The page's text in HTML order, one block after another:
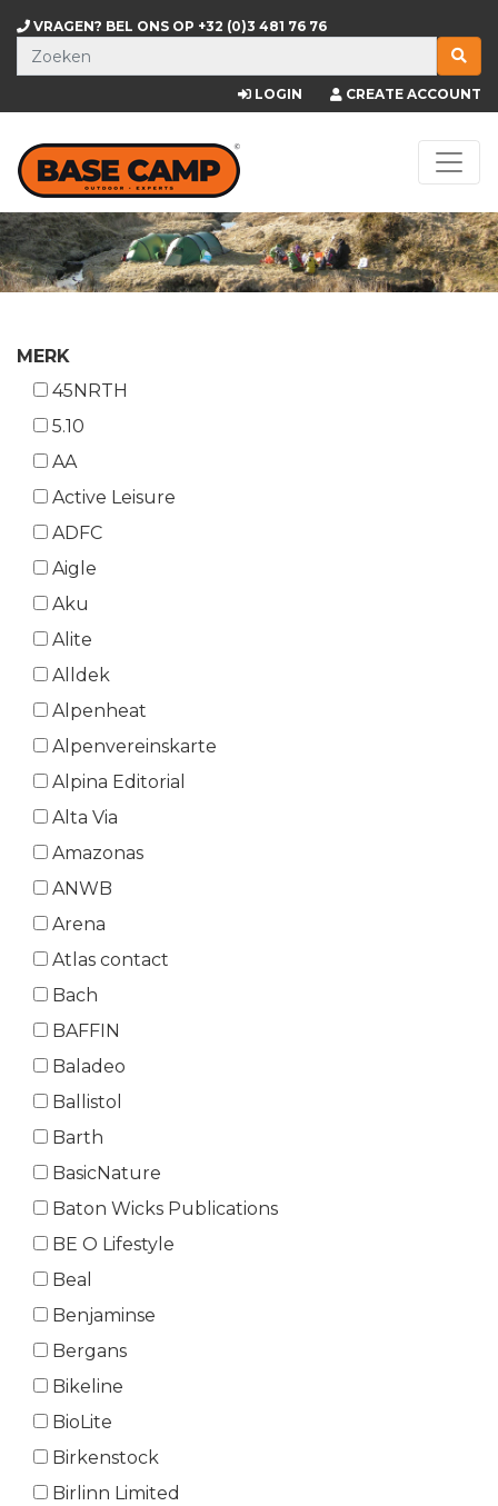
VRAGEN? BEL ONS OP +32 (0)3 481 76 76
LOGIN CREATE ACCOUNT
MERK
45NRTH
5.10
AA
Active Leisure
ADFC
Aigle
Aku
Alite
Alldek
Alpenheat
Alpenvereinskarte
Alpina Editorial
Alta Via
Amazonas
ANWB
Arena
Atlas contact
Bach
BAFFIN
Baladeo
Ballistol
Barth
BasicNature
Baton Wicks Publications
BE O Lifestyle
Beal
Benjaminse
Bergans
Bikeline
BioLite
Birkenstock
Birlinn Limited